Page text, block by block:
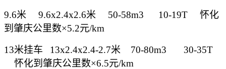
9.6米 9.6x2.4x2.6米 50-58m3 10-19T
怀化
到肇庆公里数×5.2元/km
13米挂车 13x2.4x2.4-2.7米 70-80m3
30-35T
怀化到肇庆公里数×6.5元/km